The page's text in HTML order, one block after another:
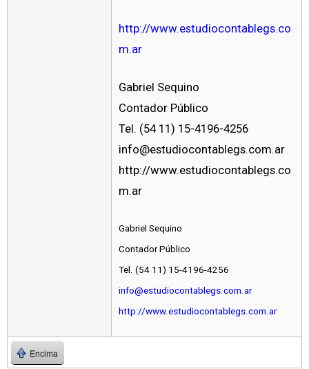
http://www.estudiocontablegs.co
m.ar
Gabriel Sequino
Contador Público
Tel. (54 11) 15-4196-4256
info@estudiocontablegs.com.ar
http://www.estudiocontablegs.co
m.ar
Gabriel Sequino
Contador Público
Tel. (54 11) 15-4196-4256
info@estudiocontablegs.com.ar
http://www.estudiocontablegs.com.ar
Encima